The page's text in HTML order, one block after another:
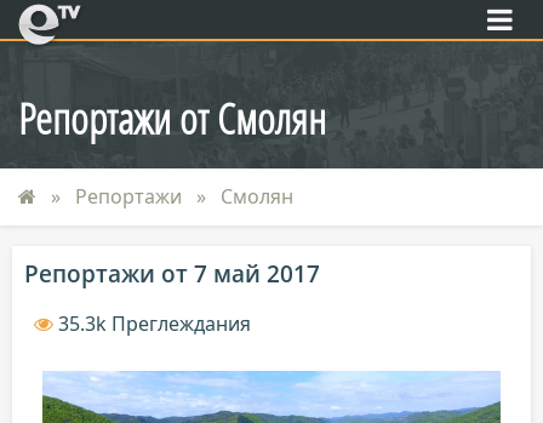
eTV
Репортажи от Смолян
Репортажи Смолян
Репортажи от 7 май 2017
35.3k Преглеждания